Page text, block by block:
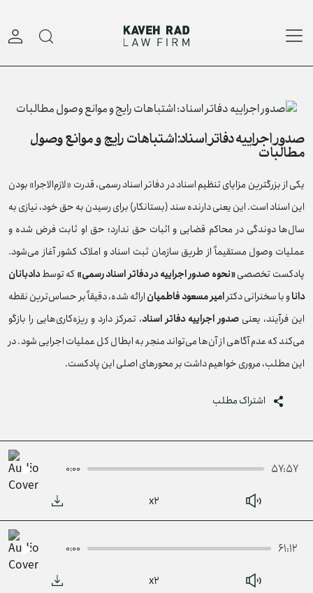
صدور اجراییه دفاتر اسناد: اشتباهات رایج و موانع وصول
مطالبات
یکی از بزرگترین مزایای تنظیم اسناد در دفاتر اسناد رسمی، قدرت «لازم‌الاجرا» بودن
این اسناد است. این یعنی دارنده سند (بستانکار) برای رسیدن به حق خود، نیازی به
سال‌ها دوندگی در محاکم قضایی و اثبات حق ندارد؛ حق او ثابت فرض شده و
عملیات وصول مستقیماً از طریق سازمان ثبت اسناد و املاک کشور آغاز می‌شود.
پادکست تخصصی«نحوه صدور اجراییه در دفاتر اسناد رسمی» که توسطدادبانان
داناو با سخنرانی دکترامیر مسعود فاطمیانارائه شده، دقیقاً بر حساس‌ترین نقطه
این فرآیند، یعنی صدور اجراییه دفاتر اسناد، تمرکز دارد و ریزه‌کاری‌هایی را بازگو
می‌کند که عدم آگاهی از آن‌ها می‌تواند منجر به ابطال کل عملیات اجرایی شود. در
این مطلب، مروری خواهیم داشت بر محورهای اصلی این پادکست.
۰:۰۰ ۵۷:۵۷
۰:۰۰ ۶۱:۱۲